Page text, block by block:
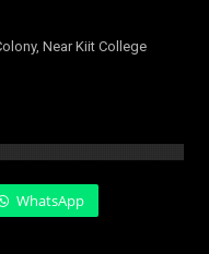
Near Kiit College
WhatsApp